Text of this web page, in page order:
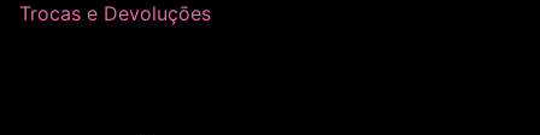
Trocas e Devoluções